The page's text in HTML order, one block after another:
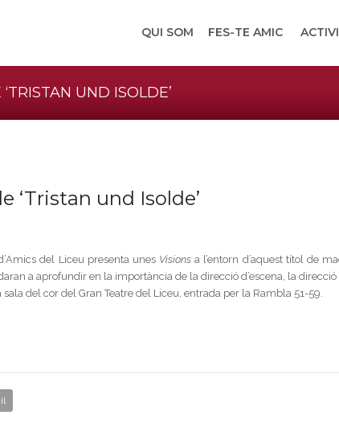
QUI SOM FES-TE AMIC
UND ISOLDE’
‘Tristan und Isolde’
del Liceu presenta unes Visions a l’entorn d’aquest títol de
a aprofundir en la importància de la direcció d’escena, la
sala del cor del Gran Teatre del Liceu, entrada per la Rambla 51-59.